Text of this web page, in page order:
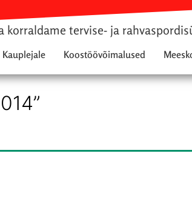
korraldame tervise- ja
Kauplejale Koostöövõimalused